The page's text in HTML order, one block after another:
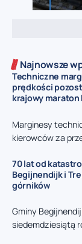
Najnowsze
Techniczne
prędkości
krajowy
Marginesy
kierowców za
70 lat od
Begijnendijk i
górników
Gminy
siedemdziesiątą